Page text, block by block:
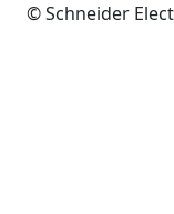
© Schneider